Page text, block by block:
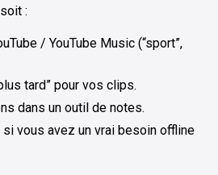
:
/ YouTube Music (“sport”,
tard” pour vos clips.
dans un outil de notes.
vous avez un vrai besoin offline